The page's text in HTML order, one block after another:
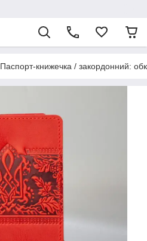
Паспорт-книжечка / закордонний: